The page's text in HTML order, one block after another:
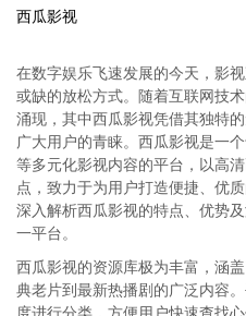
西瓜影视
在数字娱乐飞速发展的今天，影
或缺的放松方式。随着互联网技
涌现，其中西瓜影视凭借其独特
广大用户的青睐。西瓜影视是一
等多元化影视内容的平台，以高
点，致力于为用户打造便捷、优
深入解析西瓜影视的特点、优势
一平台。
西瓜影视的资源库极为丰富，涵
典老片到最新热播剧的广泛内容